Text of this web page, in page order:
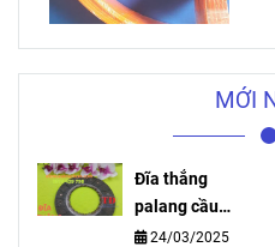
MỚI
Đĩa thắng
palang cầu
trục các loại
24/03/2025